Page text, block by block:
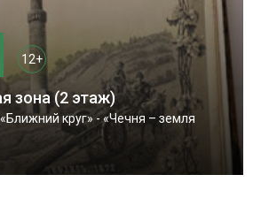
12+
зона (2 этаж)
круг» - «Чечня – земля